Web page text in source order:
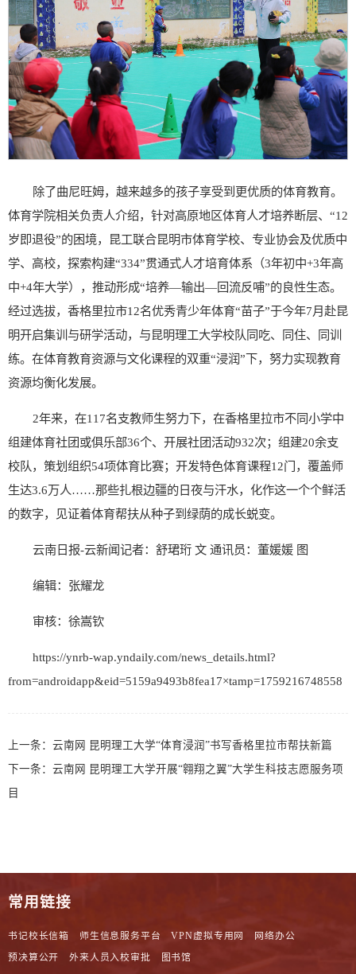
除了曲尼旺姆，越来越多的孩子享受到更优质的体育教育。
体育学院相关负责人介绍，针对高原地区体育人才培养断层、“12
岁即退役”的困境，昆工联合昆明市体育学校、专业协会及优质中
学、高校，探索构建“334”贯通式人才培育体系（3年初中+3年高
中+4年大学），推动形成“培养—输出—回流反哺”的良性生态。
经过选拔，香格里拉市12名优秀青少年体育“苗子”于今年7月赴昆
明开启集训与研学活动，与昆明理工大学校队同吃、同住、同训
练。在体育教育资源与文化课程的双重“浸润”下，努力实现教育
资源均衡化发展。
2年来，在117名支教师生努力下，在香格里拉市不同小学中
组建体育社团或俱乐部36个、开展社团活动932次；组建20余支
校队，策划组织54项体育比赛；开发特色体育课程12门，覆盖师
生达3.6万人……那些扎根边疆的日夜与汗水，化作这一个个鲜活
的数字，见证着体育帮扶从种子到绿荫的成长蜕变。
云南日报-云新闻记者：舒珺珩 文 通讯员：董媛媛 图
编辑：张耀龙
审核：徐嵩钦
https://ynrb-wap.yndaily.com/news_details.html?
from=androidapp&eid=5159a9493b8fea17×tamp=1759216748558
上一条： 云南网 昆明理工大学“体育浸润”书写香格里拉市帮扶新篇
下一条： 云南网 昆明理工大学开展“翱翔之翼”大学生科技志愿服务项
目
常用链接
书记校长信箱 师生信息服务平台 VPN虚拟专用网
网络办公
预决算公开
外来人员入校审批 图书馆